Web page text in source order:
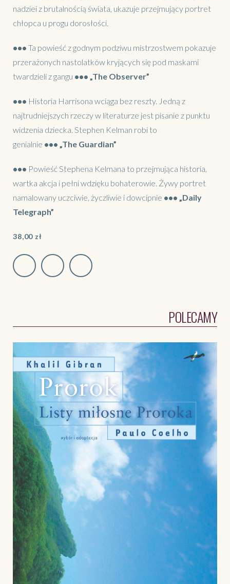
nadziei z brutalnością świata, ukazuje przejmujący portret
chłopca u progu dorosłości.
••• Ta powieść z godnym podziwu mistrzostwem pokazuje
przerażonych nastolatków kryjących się pod maskami
twardzieli z gangu ••• „The Observer”
••• Historia Harrisona wciąga bez reszty. Jedną z
najtrudniejszych rzeczy w literaturze jest pisanie z punktu
widzenia dziecka. Stephen Kelman robi to
genialnie ••• „The Guardian”
••• Powieść Stephena Kelmana to przejmująca historia,
wartka akcja i pełni wdzięku bohaterowie. Żywy portret
namalowany uczciwie, życzliwie i dowcipnie ••• „Daily
Telegraph”
38,00 zł
POLECAMY